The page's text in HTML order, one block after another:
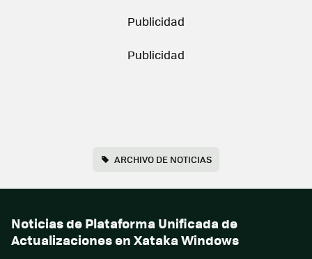
ARCHIVO DE NOTICIAS
Noticias de Plataforma Unificada de
Actualizaciones en Xataka Windows